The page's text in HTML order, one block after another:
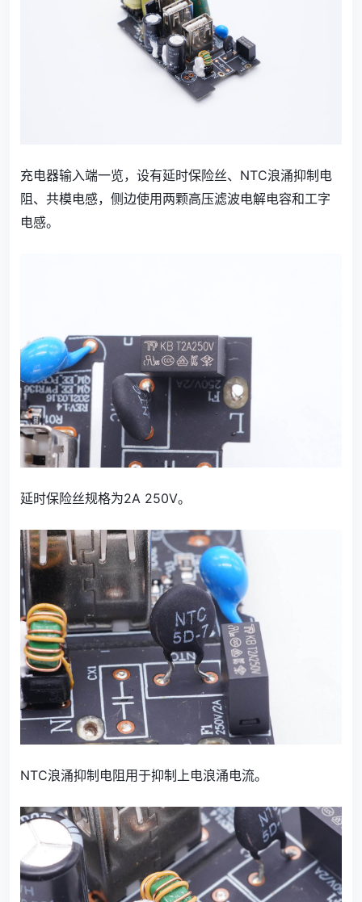
充电器输入端一览，设有延时保险丝、NTC浪涌抑制电
阻、共模电感，侧边使用两颗高压滤波电解电容和工字
电感。
延时保险丝规格为2A 250V。
NTC浪涌抑制电阻用于抑制上电浪涌电流。